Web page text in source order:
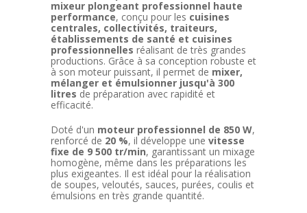
mixeur plongeant professionnel haute
performance, conçu pour les cuisines
centrales, collectivités, traiteurs,
établissements de santé et cuisines
professionnelles réalisant de très grandes
productions. Grâce à sa conception robuste et
à son moteur puissant, il permet de mixer,
mélanger et émulsionner jusqu'à 300
litres de préparation avec rapidité et
efficacité.
Doté d'un moteur professionnel de 850 W,
renforcé de 20 %, il développe une vitesse
fixe de 9 500 tr/min, garantissant un mixage
homogène, même dans les préparations les
plus exigeantes. Il est idéal pour la réalisation
de soupes, veloutés, sauces, purées, coulis et
émulsions en très grande quantité.